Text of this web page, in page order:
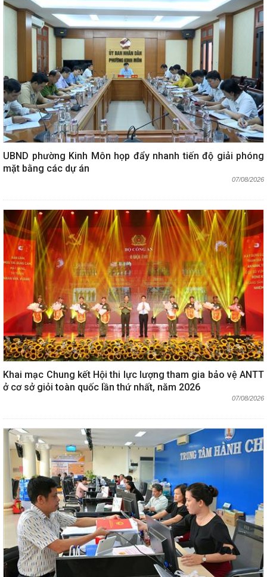
UBND phường Kinh Môn họp đẩy nhanh tiến độ giải phóng
mặt bằng các dự án
07/08/2026
Khai mạc Chung kết Hội thi lực lượng tham gia bảo vệ ANTT
ở cơ sở giỏi toàn quốc lần thứ nhất, năm 2026
07/08/2026